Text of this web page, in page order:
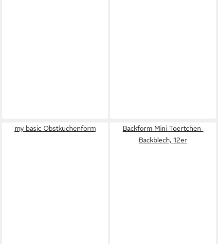
my basic Obstkuchenform
Backform Mini-Toertchen-
Backblech, 12er